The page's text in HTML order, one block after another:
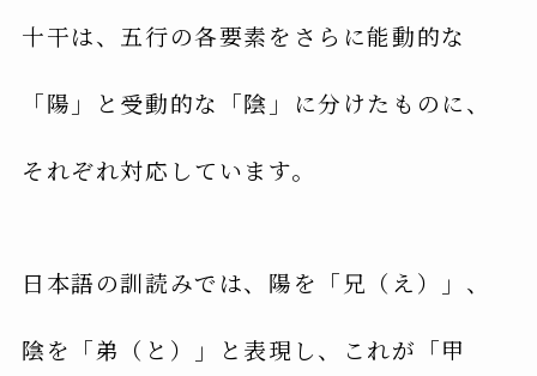
十干は、五行の各要素をさらに能動的な
「陽」と受動的な「陰」に分けたものに、
それぞれ対応しています。
日本語の訓読みでは、陽を「兄（え）」、
陰を「弟（と）」と表現し、これが「甲